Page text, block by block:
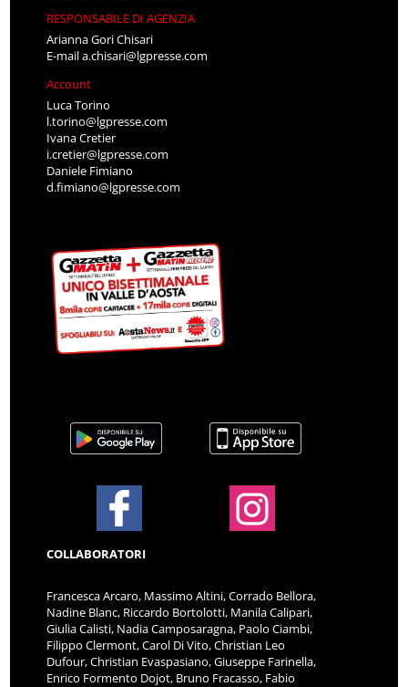
RESPONSABILE DI AGENZIA
Arianna Gori Chisari
E-maila.chisari@lgpresse.com
Account
Luca Torino
l.torino@lgpresse.com
Ivana Cretier
i.cretier@lgpresse.com
Daniele Fimiano
d.fimiano@lgpresse.com
COLLABORATORI
Francesca Arcaro, Massimo Altini, Corrado Bellora,
Nadine Blanc, Riccardo Bortolotti, Manila Calipari,
Giulia Calisti, Nadia Camposaragna, Paolo Ciambi,
Filippo Clermont, Carol Di Vito, Christian Leo
Dufour, Christian Evaspasiano, Giuseppe Farinella,
Enrico Formento Dojot, Bruno Fracasso, Fabio